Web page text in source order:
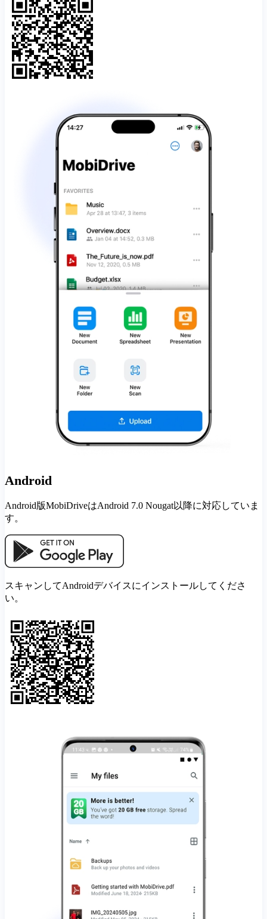
Android
Android版MobiDriveはAndroid 7.0 Nougat以降に対応していま
す。
スキャンしてAndroidデバイスにインストールしてくださ
い。